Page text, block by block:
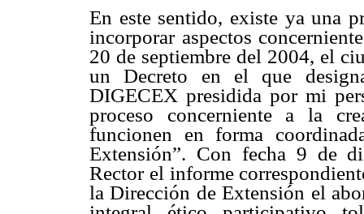
En este sentido, existe ya una
incorporar aspectos
20 de septiembre del 2004, el
un Decreto en el que
DIGECEX presidida por mi
proceso concerniente a la
funcionen en forma
Extensión”. Con fecha 9 de
Rector el informe
la Dirección de Extensión el